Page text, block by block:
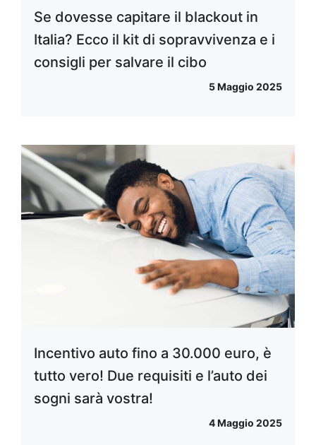
Se dovesse capitare il blackout in
Italia? Ecco il kit di sopravvivenza e i
consigli per salvare il cibo
5 Maggio 2025
Incentivo auto fino a 30.000 euro, è
tutto vero! Due requisiti e l’auto dei
sogni sarà vostra!
4 Maggio 2025